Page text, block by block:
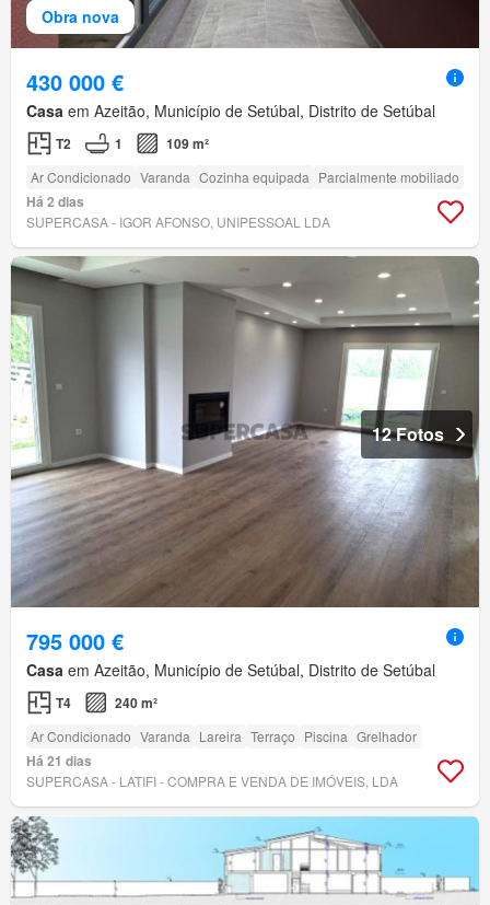
Obra nova
430 000 €
Casa em Azeitão, Município de Setúbal, Distrito de Setúbal
T2 1 109 m²
Ar Condicionado Varanda Cozinha equipada Parcialmente mobiliado
Há 2 dias
SUPERCASA - IGOR AFONSO, UNIPESSOAL LDA
12 Fotos
795 000 €
Casa em Azeitão, Município de Setúbal, Distrito de Setúbal
T4 240 m²
Ar Condicionado Varanda Lareira Terraço Piscina Grelhador
Há 21 dias
SUPERCASA - LATIFI - COMPRA E VENDA DE IMÓVEIS, LDA